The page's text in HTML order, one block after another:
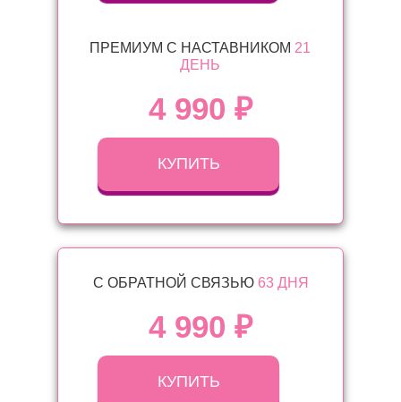
КУПИТЬ
4 990 ₽
ПРЕМИУМ С НАСТАВНИКОМ 21
ДЕНЬ
КУПИТЬ
4 990 ₽
С ОБРАТНОЙ СВЯЗЬЮ 63 ДНЯ